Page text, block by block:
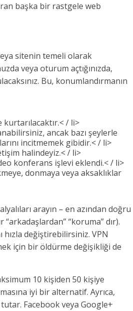
başka bir rastgele web
sitenin temeli olarak
veya oturum açtığınızda,
Bu, konumlandırmanın
kurtarılacaktır.< / li>
ancak bazı şeylerle
incitmemek gibidir.< / li>
halindeyiz.< / li>
konferans işlevi eklendi.< / li>
donmaya veya aksaklıklar
arayın – en azından doğru
“koruma” dır).
değiştirebilirsiniz. VPN
için bir öldürme değişikliği de
10 kişiden 50 kişiye
iyi bir alternatif. Ayrıca,
Facebook veya Google+